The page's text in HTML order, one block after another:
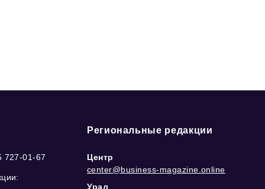
727-01-67
Региональные редакции
Центр
center@business-magazine.online
Урал